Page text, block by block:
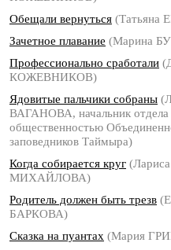
Обещали вернуться
Зачетное плавание (Марина
Профессионально сработали
КОЖЕВНИКОВ)
Ядовитые пальчики собраны
ВАГАНОВА, начальник отдела
общественностью
заповедников Таймыра)
Когда собирается круг (Лариса
МИХАЙЛОВА)
Родитель должен быть трезв
БАРКОВА)
Сказка на пуантах (Мария